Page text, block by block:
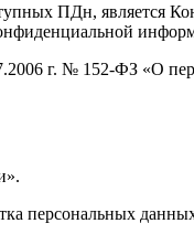
ПДн, является
г. № 152-ФЗ «О
персональных